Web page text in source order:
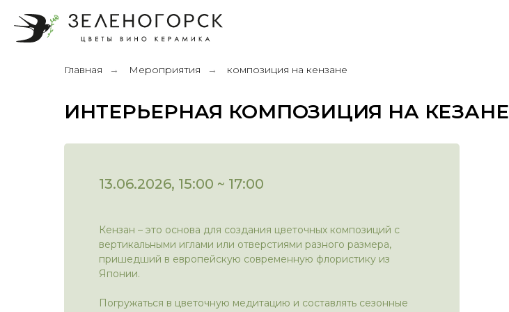
Главная → Мероприятия → композиция на кензане
ИНТЕРЬЕРНАЯ КОМПОЗИЦИЯ НА КЕЗАНЕ
13.06.2026, 15:00 ~ 17:00
Кензан – это основа для создания цветочных композиций с
вертикальными иглами или отверстиями разного размера,
пришедший в европейскую современную флористику из
Японии.
Погружаться в цветочную медитацию и составлять сезонные